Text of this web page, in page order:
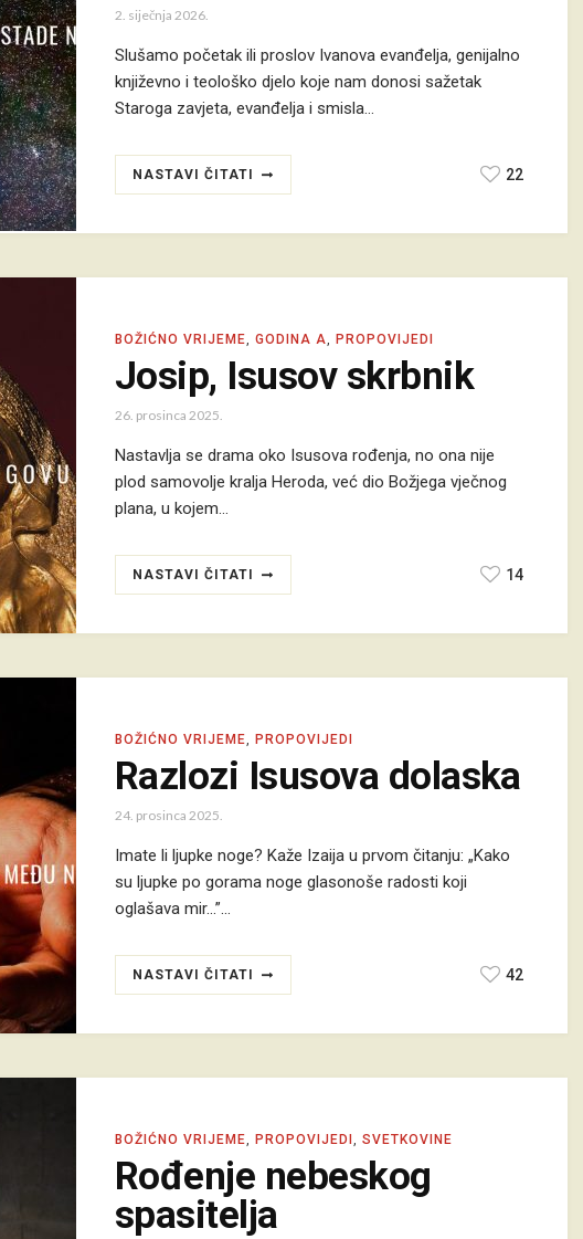
2. siječnja 2026.
Slušamo početak ili proslov Ivanova evanđelja, genijalno
književno i teološko djelo koje nam donosi sažetak
Staroga zavjeta, evanđelja i smisla…
NASTAVI ČITATI 22
BOŽIĆNO VRIJEME, GODINA A, PROPOVIJEDI
Josip, Isusov skrbnik
26. prosinca 2025.
Nastavlja se drama oko Isusova rođenja, no ona nije
plod samovolje kralja Heroda, već dio Božjega vječnog
plana, u kojem…
NASTAVI ČITATI 14
BOŽIĆNO VRIJEME, PROPOVIJEDI
Razlozi Isusova dolaska
24. prosinca 2025.
Imate li ljupke noge? Kaže Izaija u prvom čitanju: „Kako
su ljupke po gorama noge glasonoše radosti koji
oglašava mir...”…
NASTAVI ČITATI 42
BOŽIĆNO VRIJEME, PROPOVIJEDI , SVETKOVINE
Rođenje nebeskog
spasitelja